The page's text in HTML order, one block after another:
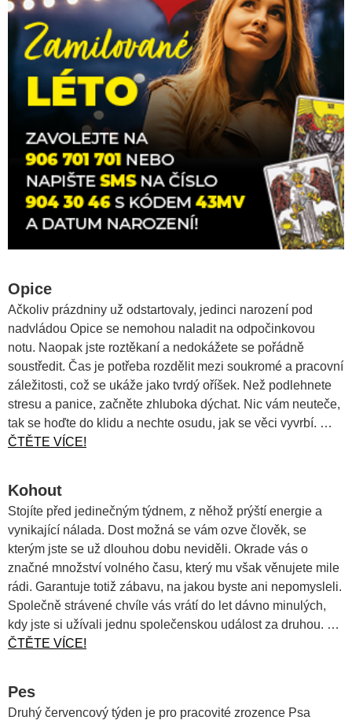
Opice
Ačkoliv prázdniny už odstartovaly, jedinci narození pod
nadvládou Opice se nemohou naladit na odpočinkovou
notu. Naopak jste roztěkaní a nedokážete se pořádně
soustředit. Čas je potřeba rozdělit mezi soukromé a pracovní
záležitosti, což se ukáže jako tvrdý oříšek. Než podlehnete
stresu a panice, začněte zhluboka dýchat. Nic vám neuteče,
tak se hoďte do klidu a nechte osudu, jak se věci vyvrbí. …
ČTĚTE VÍCE!
Kohout
Stojíte před jedinečným týdnem, z něhož prýští energie a
vynikající nálada. Dost možná se vám ozve člověk, se
kterým jste se už dlouhou dobu neviděli. Okrade vás o
značné množství volného času, který mu však věnujete mile
rádi. Garantuje totiž zábavu, na jakou byste ani nepomysleli.
Společně strávené chvíle vás vrátí do let dávno minulých,
kdy jste si užívali jednu společenskou událost za druhou. …
ČTĚTE VÍCE!
Pes
Druhý červencový týden je pro pracovité zrozence Psa